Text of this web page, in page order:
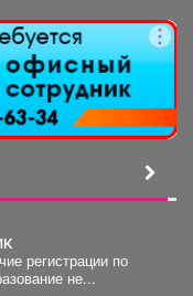
образование не...